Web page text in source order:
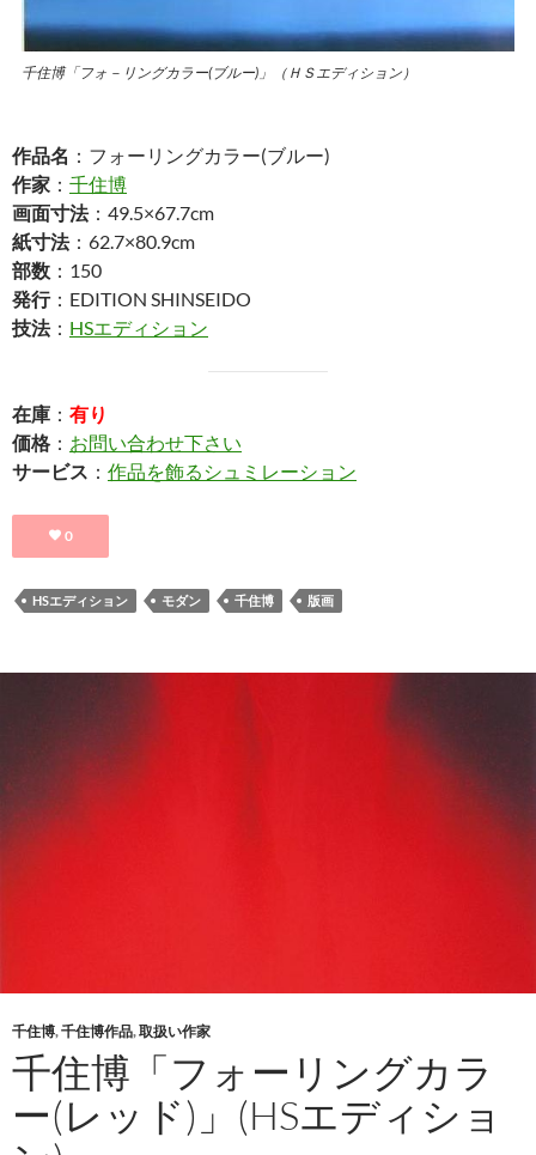
千住博「フォ－リングカラー(ブルー)」（ＨＳエディション）
作品名 ：フォーリングカラー(ブルー)
作家 ： 千住博
画面寸法：49.5×67.7cm
紙寸法：62.7×80.9cm
部数 ：150
発行：EDITION SHINSEIDO
技法： HSエディション
在庫 ： 有り
価格 ： お問い合わせ下さい
サービス ： 作品を飾るシュミレーション
0
HSエディション モダン 千住博 版画
千住博,千住博作品,取扱い作家
千住博「フォーリングカラ
ー(レッド)」(HSエディショ